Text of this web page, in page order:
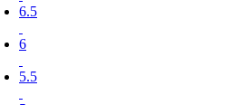
6.5
6
5.5